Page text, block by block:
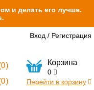
и делать его лучше.
Вход / Регистрация
0)
0)
Корзина
0
Перейти в корзину